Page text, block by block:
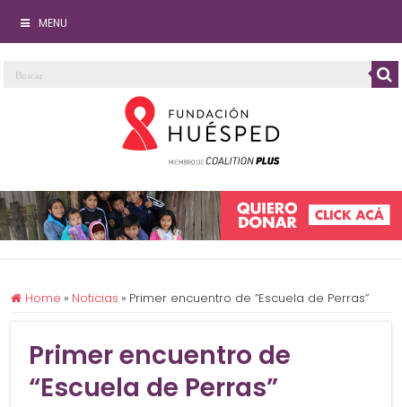
MENU
Home » Noticias » Primer encuentro de “Escuela de Perras”
Primer encuentro de
“Escuela de Perras”